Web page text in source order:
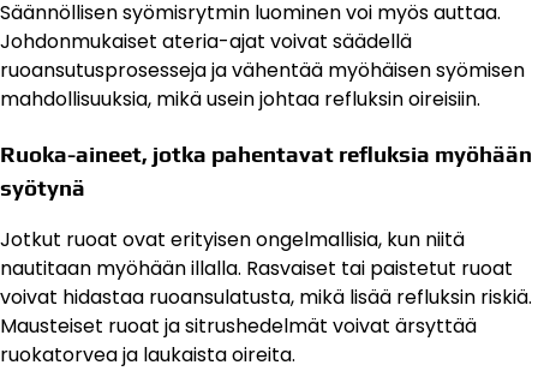
Säännöllisen syömisrytmin luominen voi myös auttaa.
Johdonmukaiset ateria-ajat voivat säädellä
ruoansutusprosesseja ja vähentää myöhäisen syömisen
mahdollisuuksia, mikä usein johtaa refluksin oireisiin.
Ruoka-aineet, jotka pahentavat refluksia myöhään
syötynä
Jotkut ruoat ovat erityisen ongelmallisia, kun niitä
nautitaan myöhään illalla. Rasvaiset tai paistetut ruoat
voivat hidastaa ruoansulatusta, mikä lisää refluksin riskiä.
Mausteiset ruoat ja sitrushedelmät voivat ärsyttää
ruokatorvea ja laukaista oireita.